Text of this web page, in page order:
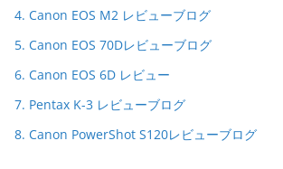
4. Canon EOS M2 レビューブログ
5. Canon EOS 70Dレビューブログ
6. Canon EOS 6D レビュー
7. Pentax K-3 レビューブログ
8. Canon PowerShot S120レビューブログ